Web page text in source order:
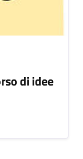
di idee